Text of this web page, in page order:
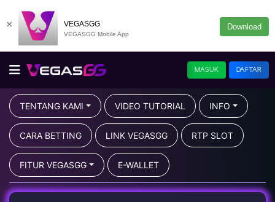
VEGASGG
VEGASGG Mobile App
Download
×
MASUK DAFTAR
TENTANG KAMI VIDEO TUTORIAL INFO
CARA BETTING LINK VEGASGG RTP SLOT
FITUR VEGASGG E-WALLET